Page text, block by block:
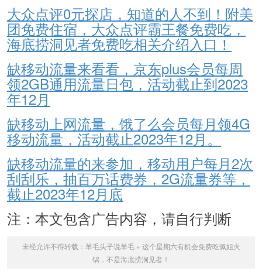
大众点评0元探店，知道的人不到！附美
团免费住宿，大众点评霸王餐免费吃，
海底捞洞见者免费吃相关介绍入口！
缺移动流量来看看，京东plus会员每周
领2GB通用流量日包，活动截止到2023
年12月
缺移动上网流量，饿了么会员每月领4G
移动流量，活动截止2023年12月。
缺移动流量的来参加，移动用户每月2次
刮刮乐，抽百万话费券，2G流量券等，
截止2023年12月底
注：本文包含广告内容，请自行判断
未经允许不得转载： 羊毛头子说羊毛» 这个星期六有机会免费吃佩姐火
锅，不是海底捞洞见者！